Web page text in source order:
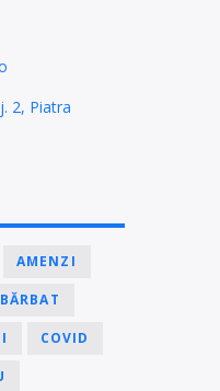
2, Piatra
AMENZI
BĂRBAT
COVID